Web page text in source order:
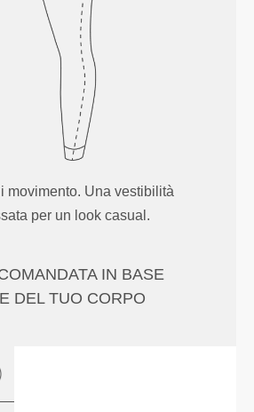
movimento. Una vestibilità
per un look casual.
IN BASE
DEL TUO CORPO